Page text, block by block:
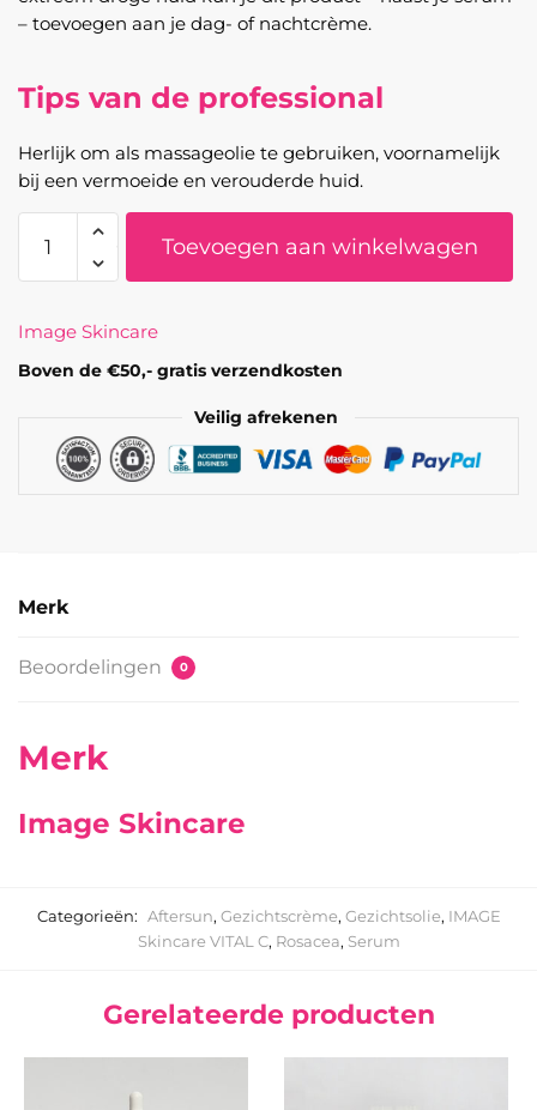
– toevoegen aan je dag- of nachtcrème.
Tips van de professional
Herlijk om als massageolie te gebruiken, voornamelijk
bij een vermoeide en verouderde huid.
-
Facial
Oil
Toevoegen aan winkelwagen
Image Skincare
Boven de €50,- gratis verzendkosten
Veilig afrekenen
Merk
Beoordelingen 0
Merk
Image Skincare
Categorieën: Aftersun, Gezichtscrème, Gezichtsolie, IMAGE
Skincare VITAL C, Rosacea, Serum
Gerelateerde producten